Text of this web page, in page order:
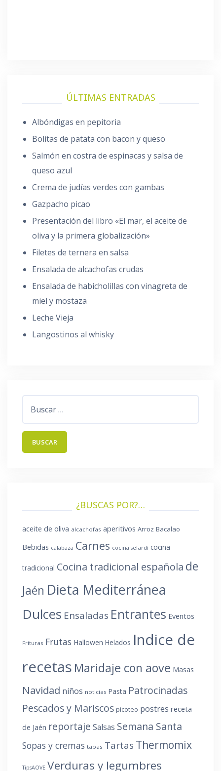
ÚLTIMAS ENTRADAS
Albóndigas en pepitoria
Bolitas de patata con bacon y queso
Salmón en costra de espinacas y salsa de
queso azul
Crema de judías verdes con gambas
Gazpacho picao
Presentación del libro «El mar, el aceite de
oliva y la primera globalización»
Filetes de ternera en salsa
Ensalada de alcachofas crudas
Ensalada de habicholillas con vinagreta de
miel y mostaza
Leche Vieja
Langostinos al whisky
¿BUSCAS POR?…
aceite de oliva alcachofas aperitivos Arroz Bacalao
Bebidas calabaza Carnes cocina sefardí cocina
tradicional Cocina tradicional española de
Jaén Dieta Mediterránea
Dulces Ensaladas Entrantes Eventos
Frituras Frutas Hallowen Helados Indice de
recetas Maridaje con aove Masas
Navidad niños noticias Pasta Patrocinadas
Pescados y Mariscos picoteo postres receta
de Jaén reportaje Salsas Semana Santa
Sopas y cremas tapas Tartas Thermomix
TipsAOVE Verduras y legumbres